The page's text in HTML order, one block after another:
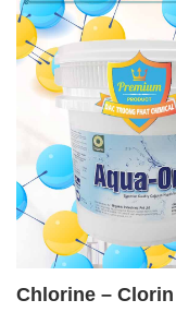
Chlorine – Clorin